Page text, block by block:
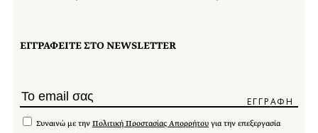
ΕΓΓΡΑΦΕΙΤΕ ΣΤΟ NEWSLETTER
Συναινώ με την Πολιτική Προστασίας Απορρήτου για την επεξεργασία